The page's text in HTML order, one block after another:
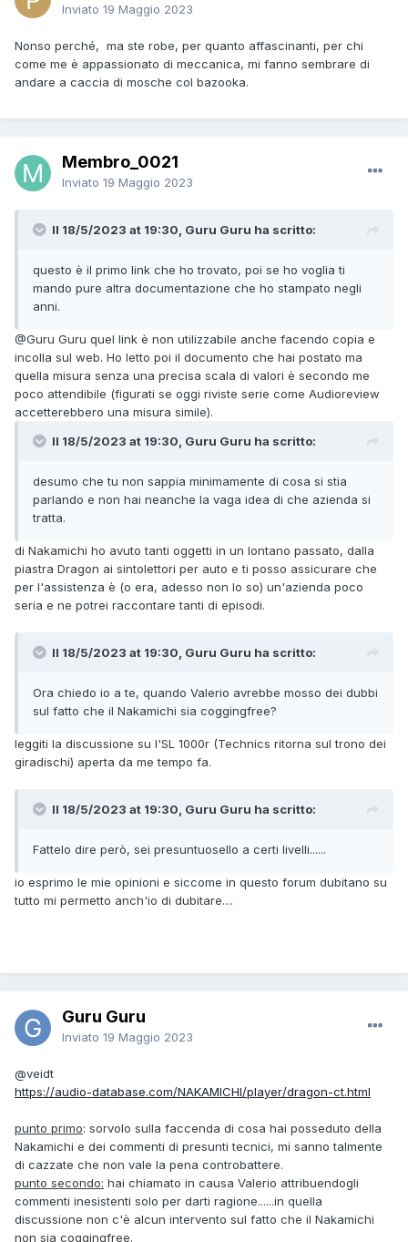
Inviato 19 Maggio 2023
Nonso perché, ma ste robe, per quanto affascinanti, per chi
come me è appassionato di meccanica, mi fanno sembrare di
andare a caccia di mosche col bazooka.
Membro_0021
Inviato 19 Maggio 2023
Il 18/5/2023 at 19:30, Guru Guru ha scritto:
questo è il primo link che ho trovato, poi se ho voglia ti
mando pure altra documentazione che ho stampato negli
anni.
@Guru Guru quel link è non utilizzabile anche facendo copia e
incolla sul web. Ho letto poi il documento che hai postato ma
quella misura senza una precisa scala di valori è secondo me
poco attendibile (figurati se oggi riviste serie come Audioreview
accetterebbero una misura simile).
Il 18/5/2023 at 19:30, Guru Guru ha scritto:
desumo che tu non sappia minimamente di cosa si stia
parlando e non hai neanche la vaga idea di che azienda si
tratta.
di Nakamichi ho avuto tanti oggetti in un lontano passato, dalla
piastra Dragon ai sintolettori per auto e ti posso assicurare che
per l'assistenza è (o era, adesso non lo so) un'azienda poco
seria e ne potrei raccontare tanti di episodi.
Il 18/5/2023 at 19:30, Guru Guru ha scritto:
Ora chiedo io a te, quando Valerio avrebbe mosso dei dubbi
sul fatto che il Nakamichi sia coggingfree?
leggiti la discussione su l'SL 1000r (Technics ritorna sul trono dei
giradischi) aperta da me tempo fa.
Il 18/5/2023 at 19:30, Guru Guru ha scritto:
Fattelo dire però, sei presuntuosello a certi livelli......
io esprimo le mie opinioni e siccome in questo forum dubitano su
tutto mi permetto anch'io di dubitare....
Guru Guru
Inviato 19 Maggio 2023
@veidt
https://audio-database.com/NAKAMICHI/player/dragon-ct.html
punto primo: sorvolo sulla faccenda di cosa hai posseduto della
Nakamichi e dei commenti di presunti tecnici, mi sanno talmente
di cazzate che non vale la pena controbattere.
punto secondo: hai chiamato in causa Valerio attribuendogli
commenti inesistenti solo per darti ragione......in quella
discussione non c'è alcun intervento sul fatto che il Nakamichi
non sia coggingfree.